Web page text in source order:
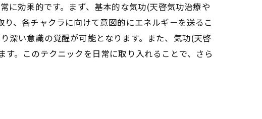
に効果的です。まず、基本的な気功(天啓気功治療や
、各チャクラに向けて意図的にエネルギーを送るこ
深い意識の覚醒が可能となります。また、気功(天啓
。このテクニックを日常に取り入れることで、さら